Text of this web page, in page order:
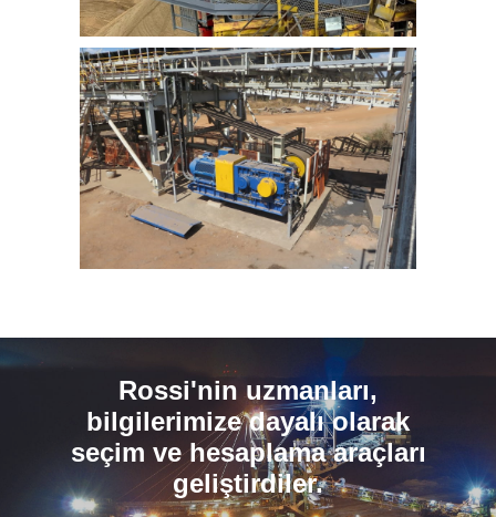
Rossi'nin uzmanları,
bilgilerimize dayalı olarak
seçim ve hesaplama araçları
geliştirdiler.